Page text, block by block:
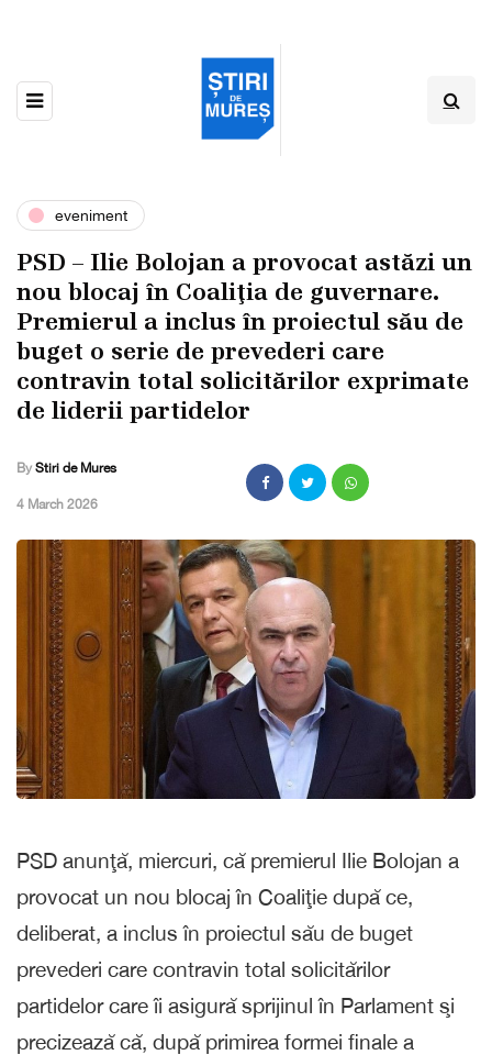
eveniment
PSD – Ilie Bolojan a provocat astăzi un
nou blocaj în Coaliţia de guvernare.
Premierul a inclus în proiectul său de
buget o serie de prevederi care
contravin total solicitărilor exprimate
de liderii partidelor
By Stiri de Mures
,4 March 2026
PSD anunţă, miercuri, că premierul Ilie Bolojan a
provocat un nou blocaj în Coaliţie după ce,
deliberat, a inclus în proiectul său de buget
prevederi care contravin total solicitărilor
partidelor care îi asigură sprijinul în Parlament şi
precizează că, după primirea formei finale a